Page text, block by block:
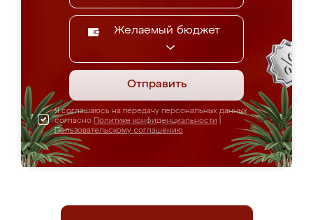
Желаемый бюджет
Отправить
Я соглашаюсь на передачу персональных данных
согласно Политике конфиденциальности
Пользовательскому соглашению